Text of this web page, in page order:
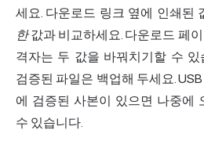
세요. 다운로드 링크 옆에 인쇄된
한값과 비교하세요. 다운로드 페
격자는 두 값을 바꿔치기할 수 있
검증된 파일은 백업해 두세요.
에 검증된 사본이 있으면 나중에
수 있습니다.